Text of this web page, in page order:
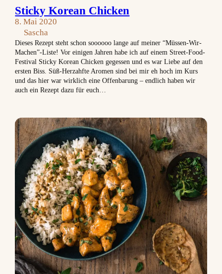
Sticky Korean Chicken
8. Mai 2020
Sascha
Dieses Rezept steht schon soooooo lange auf meiner “Müssen-Wir-
Machen”-Liste! Vor einigen Jahren habe ich auf einem Street-Food-
Festival Sticky Korean Chicken gegessen und es war Liebe auf den
ersten Biss. Süß-Herzahfte Aromen sind bei mir eh hoch im Kurs
und das hier war wirklich eine Offenbarung – endlich haben wir
auch ein Rezept dazu für euch…